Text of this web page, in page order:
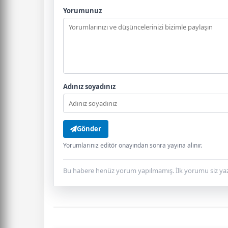
Yorumunuz
Adınız soyadınız
Gönder
Yorumlarınız editör onayından sonra yayına alınır.
Bu habere henüz yorum yapılmamış. İlk yorumu siz